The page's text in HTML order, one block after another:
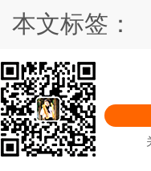
本文标签：